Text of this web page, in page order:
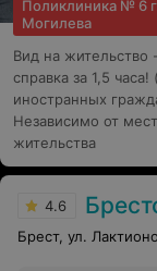
Поликлиника № 6
Могилева
Вид на жительство -
справка за 1,5 часа!
иностранных
Независимо от
жительства
4.6
Брест, ул.